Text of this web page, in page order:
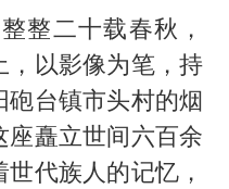
整二十载春秋，
以影像为笔，持
台镇市头村的烟
座矗立世间六百余
代族人的记忆，